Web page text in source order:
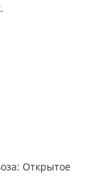
Открытое